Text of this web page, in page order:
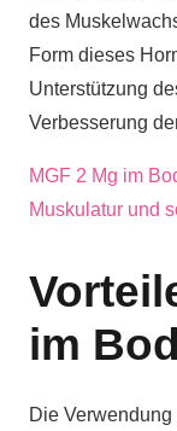
des
Form dieses
Unterstützung
Verbesserung
MGF 2 Mg im
Muskulatur und
im
Die